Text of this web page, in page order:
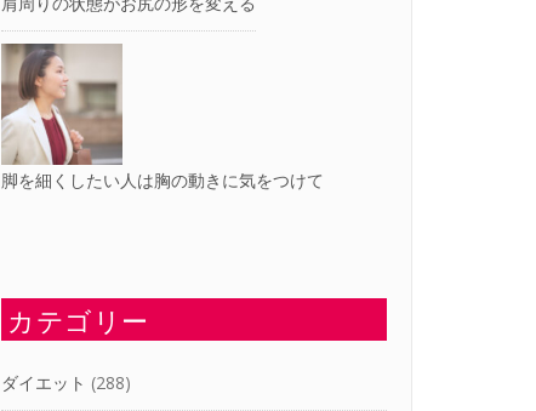
脚を細くしたい人は胸の動きに気をつけて
カテゴリー
ダイエット (288)